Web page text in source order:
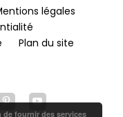
légales
Plan du site
fournir des services